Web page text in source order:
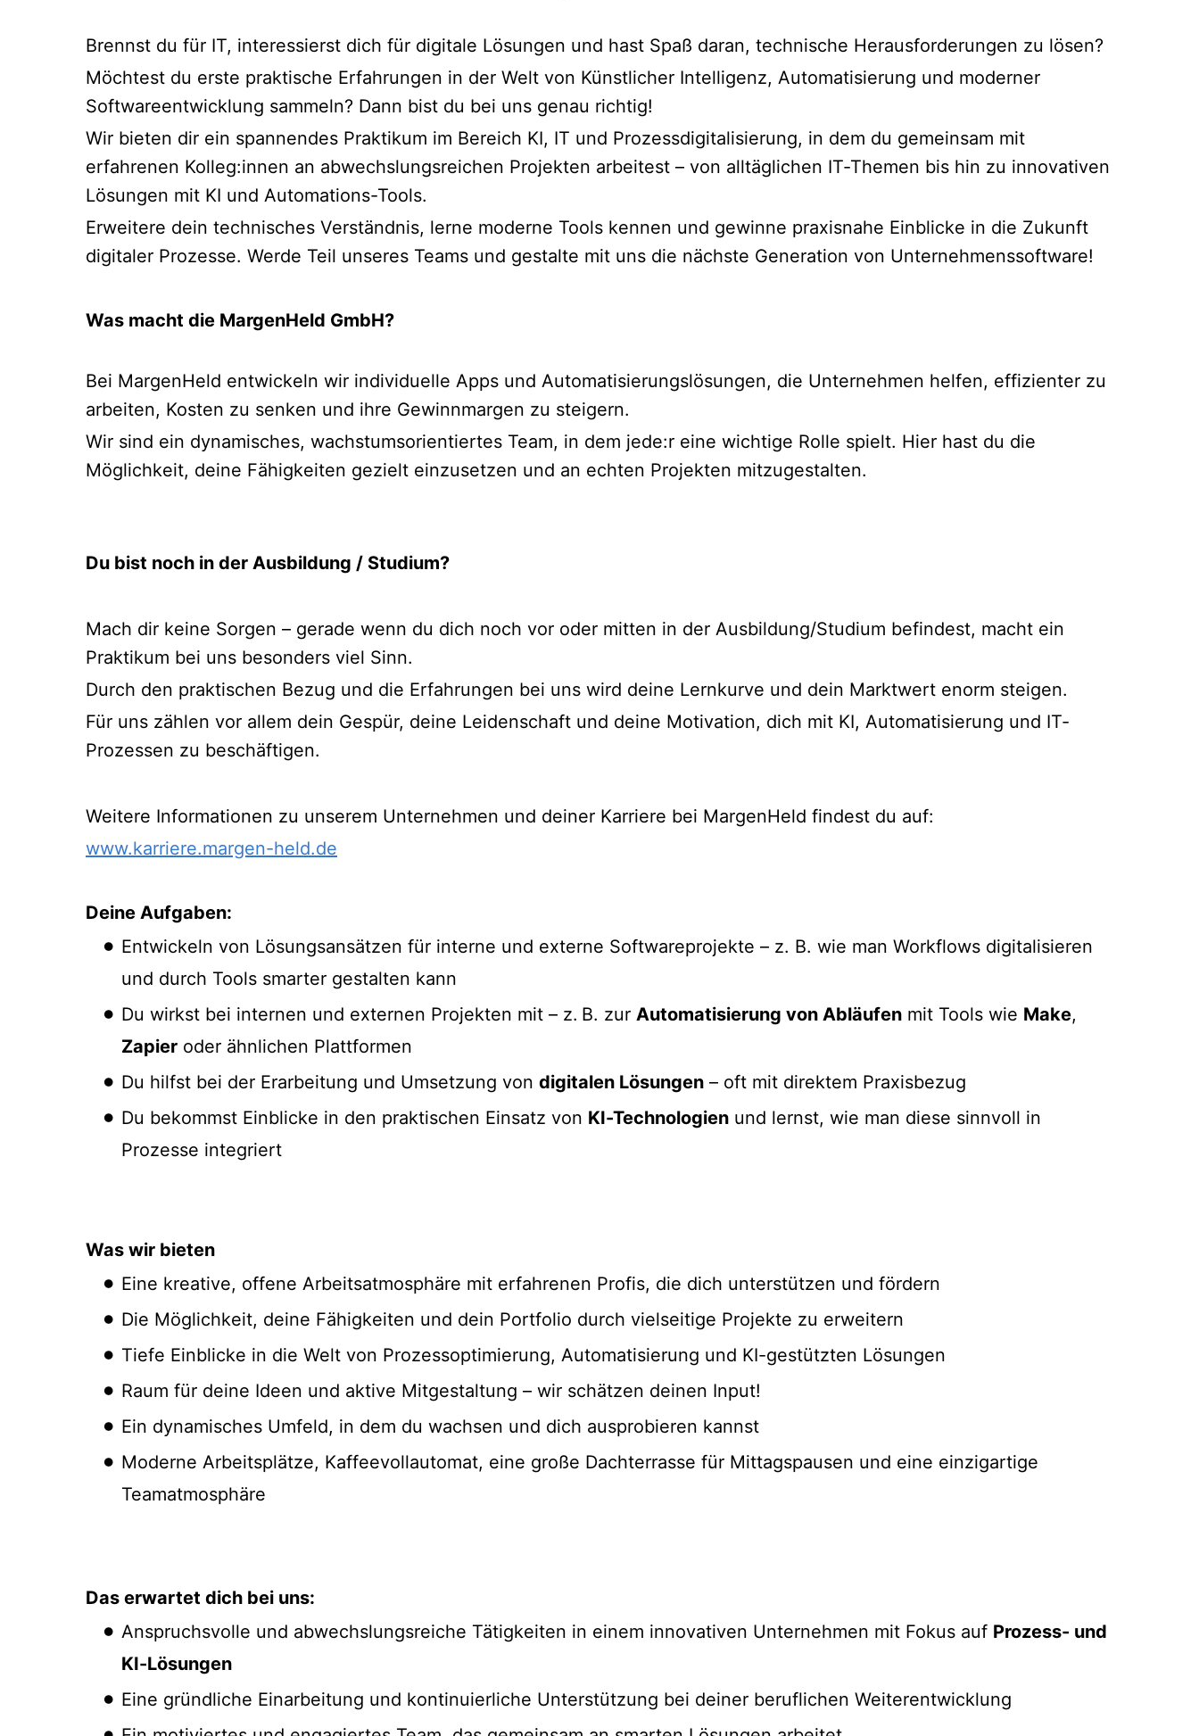
Brennst du für IT, interessierst dich für digitale Lösungen und hast Spaß daran, technische Herausforderungen zu lösen?
Möchtest du erste praktische Erfahrungen in der Welt von Künstlicher Intelligenz, Automatisierung und moderner
Softwareentwicklung sammeln? Dann bist du bei uns genau richtig!
Wir bieten dir ein spannendes Praktikum im Bereich KI, IT und Prozessdigitalisierung, in dem du gemeinsam mit
erfahrenen Kolleg:innen an abwechslungsreichen Projekten arbeitest – von alltäglichen IT-Themen bis hin zu innovativen
Lösungen mit KI und Automations-Tools.
Erweitere dein technisches Verständnis, lerne moderne Tools kennen und gewinne praxisnahe Einblicke in die Zukunft
digitaler Prozesse. Werde Teil unseres Teams und gestalte mit uns die nächste Generation von Unternehmenssoftware!
Was macht die MargenHeld GmbH?
Bei MargenHeld entwickeln wir individuelle Apps und Automatisierungslösungen, die Unternehmen helfen, effizienter zu
arbeiten, Kosten zu senken und ihre Gewinnmargen zu steigern.
Wir sind ein dynamisches, wachstumsorientiertes Team, in dem jede:r eine wichtige Rolle spielt. Hier hast du die
Möglichkeit, deine Fähigkeiten gezielt einzusetzen und an echten Projekten mitzugestalten.
Du bist noch in der Ausbildung / Studium?
Mach dir keine Sorgen – gerade wenn du dich noch vor oder mitten in der Ausbildung/Studium befindest, macht ein
Praktikum bei uns besonders viel Sinn.
Durch den praktischen Bezug und die Erfahrungen bei uns wird deine Lernkurve und dein Marktwert enorm steigen.
Für uns zählen vor allem dein Gespür, deine Leidenschaft und deine Motivation, dich mit KI, Automatisierung und IT-
Prozessen zu beschäftigen.
Weitere Informationen zu unserem Unternehmen und deiner Karriere bei MargenHeld findest du auf:
www.karriere.margen-held.de
Deine Aufgaben:
Entwickeln von Lösungsansätzen für interne und externe Softwareprojekte – z. B. wie man Workflows digitalisieren
und durch Tools smarter gestalten kann
Du wirkst bei internen und externen Projekten mit – z. B. zur Automatisierung von Abläufen mit Tools wie Make,
Zapier oder ähnlichen Plattformen
Du hilfst bei der Erarbeitung und Umsetzung von digitalen Lösungen – oft mit direktem Praxisbezug
Du bekommst Einblicke in den praktischen Einsatz von KI-Technologien und lernst, wie man diese sinnvoll in
Prozesse integriert
Was wir bieten
Eine kreative, offene Arbeitsatmosphäre mit erfahrenen Profis, die dich unterstützen und fördern
Die Möglichkeit, deine Fähigkeiten und dein Portfolio durch vielseitige Projekte zu erweitern
Tiefe Einblicke in die Welt von Prozessoptimierung, Automatisierung und KI-gestützten Lösungen
Raum für deine Ideen und aktive Mitgestaltung – wir schätzen deinen Input!
Ein dynamisches Umfeld, in dem du wachsen und dich ausprobieren kannst
Moderne Arbeitsplätze, Kaffeevollautomat, eine große Dachterrasse für Mittagspausen und eine einzigartige
Teamatmosphäre
Das erwartet dich bei uns:
Anspruchsvolle und abwechslungsreiche Tätigkeiten in einem innovativen Unternehmen mit Fokus auf Prozess- und
KI-Lösungen
Eine gründliche Einarbeitung und kontinuierliche Unterstützung bei deiner beruflichen Weiterentwicklung